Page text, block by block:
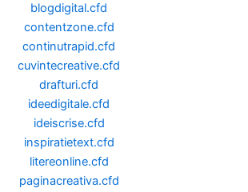
blogdigital.cfd
contentzone.cfd
continutrapid.cfd
cuvintecreative.cfd
drafturi.cfd
ideedigitale.cfd
ideiscrise.cfd
inspiratietext.cfd
litereonline.cfd
paginacreativa.cfd